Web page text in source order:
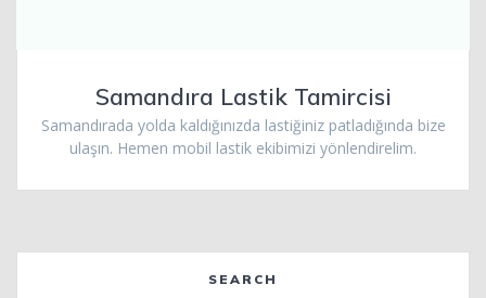
Samandıra Lastik Tamircisi
Samandırada yolda kaldığınızda lastiğiniz patladığında bize
ulaşın. Hemen mobil lastik ekibimizi yönlendirelim.
SEARCH